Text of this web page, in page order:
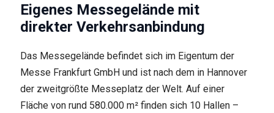
Eigenes Messegelände mit
direkter Verkehrsanbindung
Das Messegelände befindet sich im Eigentum der
Messe Frankfurt GmbH und ist nach dem in Hannover
der zweitgrößte Messeplatz der Welt. Auf einer
Fläche von rund 580.000 m² finden sich 10 Hallen –